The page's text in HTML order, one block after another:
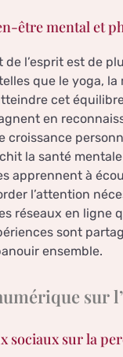
être mental et
l’esprit est de
que le yoga,
cet
en
la santé
apprennent à
l’attention
réseaux en ligne
sont
ensemble.
sur
sociaux sur la